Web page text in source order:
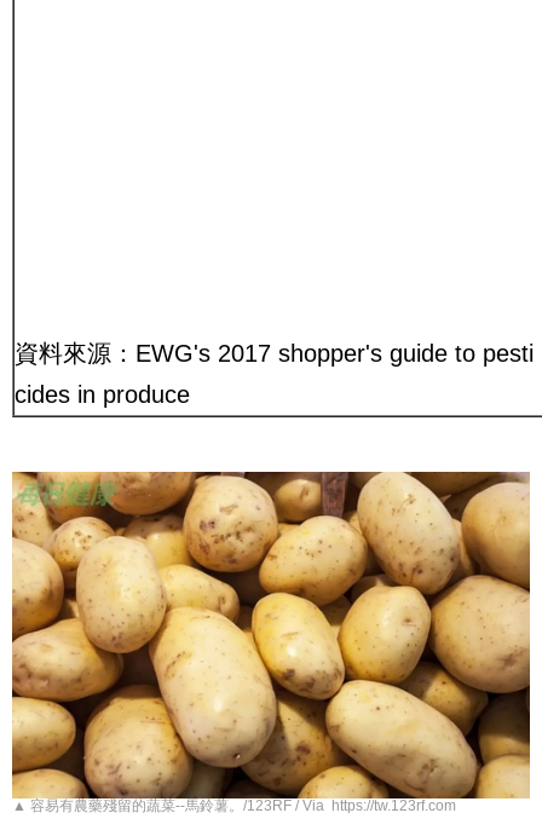
資料來源： EWG's 2017 shopper's guide to pesti
cides in produce
▲ 容易有農藥殘留的蔬菜--馬鈴薯。/123RF / Via https://tw.123rf.com